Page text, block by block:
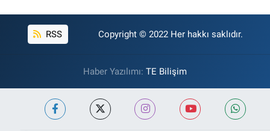
RSS Copyright © 2022 Her hakkı saklıdır.
Haber Yazılımı: TE Bilişim